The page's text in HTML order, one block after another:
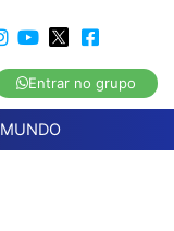
Entrar no grupo
MUNDO